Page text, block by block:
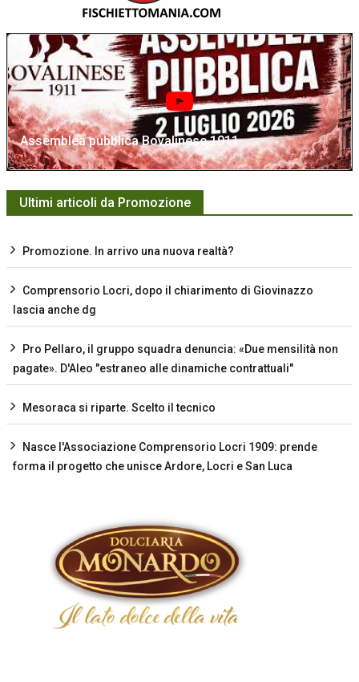
Assemblea pubblica Bovalinese 1911
Ultimi articoli da Promozione
Promozione. In arrivo una nuova realtà?
Comprensorio Locri, dopo il chiarimento di Giovinazzo
lascia anche dg
Pro Pellaro, il gruppo squadra denuncia: «Due mensilità non
pagate». D'Aleo "estraneo alle dinamiche contrattuali"
Mesoraca si riparte. Scelto il tecnico
Nasce l'Associazione Comprensorio Locri 1909: prende
forma il progetto che unisce Ardore, Locri e San Luca